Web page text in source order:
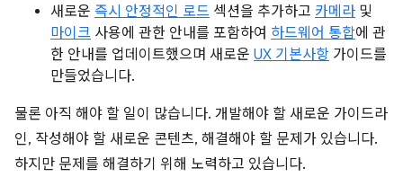
새로운 즉시 안정적인 로드 섹션을 추가하고 카메라 및
마이크 사용에 관한 안내를 포함하여 하드웨어 통합에 관
한 안내를 업데이트했으며 새로운 UX 기본사항 가이드를
만들었습니다.
물론 아직 해야 할 일이 많습니다. 개발해야 할 새로운 가이드라
인, 작성해야 할 새로운 콘텐츠, 해결해야 할 문제가 있습니다.
하지만 문제를 해결하기 위해 노력하고 있습니다.